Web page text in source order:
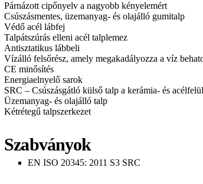
Párnázott cipőnyelv a nagyobb kényelemért
Csúszásmentes, üzemanyag- és olajálló gumitalp
Védő acél lábfej
Talpátszúrás elleni acél talplemez
Antisztatikus lábbeli
Vízálló felsőrész, amely megakadályozza a víz
CE minősítés
Energiaelnyelő sarok
SRC – Csúszásgátló külső talp a kerámia- és
Üzemanyag- és olajálló talp
Kétrétegű talpszerkezet
Szabványok
EN ISO 20345: 2011 S3 SRC